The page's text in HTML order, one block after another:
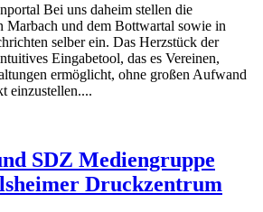
Bei uns daheim stellen die
Marbach und dem Bottwartal sowie in
selber ein. Das Herzstück der
Eingabetool, das es Vereinen,
ermöglicht, ohne großen Aufwand
einzustellen....
SDZ Mediengruppe
Druckzentrum